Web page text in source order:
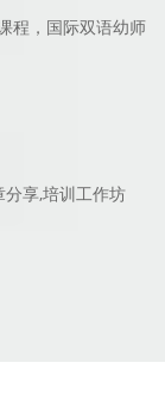
程，国际双语幼师
享,培训工作坊